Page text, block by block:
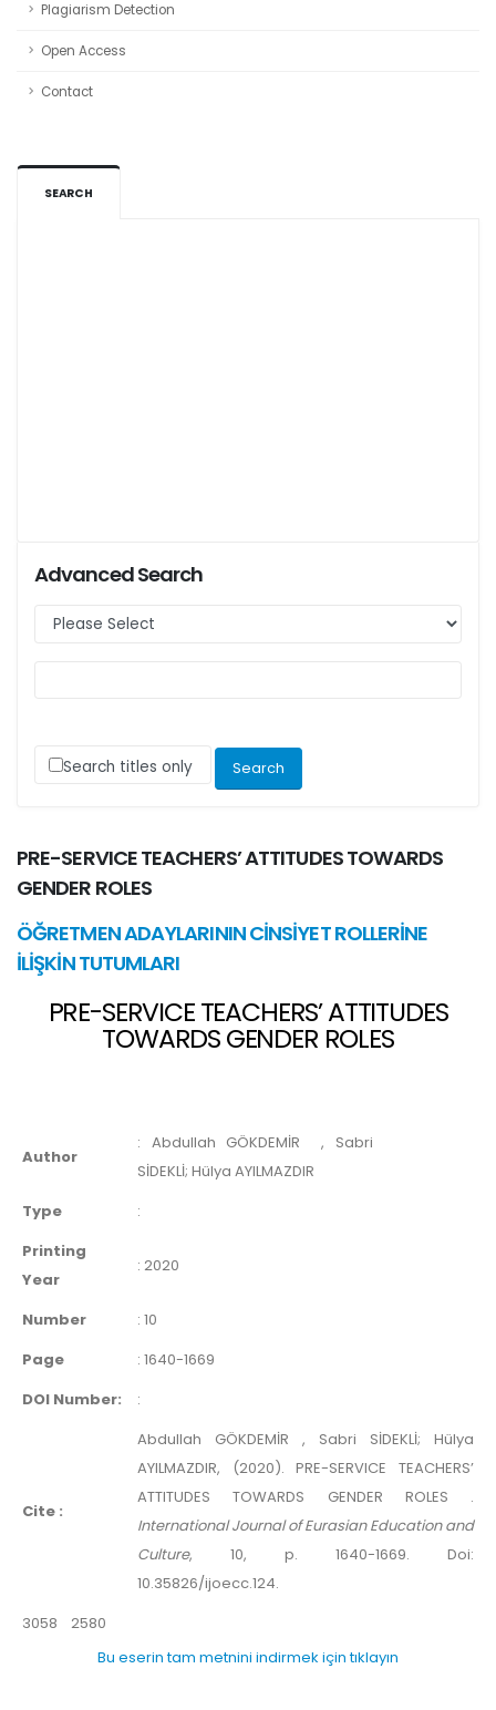
Plagiarism Detection
Open Access
Contact
SEARCH
Advanced Search
Search titles only
PRE-SERVICE TEACHERS’ ATTITUDES TOWARDS
GENDER ROLES
ÖĞRETMEN ADAYLARININ CİNSİYET ROLLERİNE
İLİŞKİN TUTUMLARI
PRE-SERVICE TEACHERS’ ATTITUDES
TOWARDS GENDER ROLES
Author
: Abdullah GÖKDEMİR
, Sabri
SİDEKLİ; Hülya AYILMAZDIR
Type
:
Printing
Year
: 2020
Number : 10
Page
: 1640-1669
DOI Number:
:
Cite :
Abdullah GÖKDEMİR , Sabri SİDEKLİ; Hülya
AYILMAZDIR, (2020). PRE-SERVICE TEACHERS’
ATTITUDES TOWARDS GENDER ROLES .
International Journal of Eurasian Education and
Culture, 10, p. 1640-1669. Doi:
10.35826/ijoecc.124.
3058
2580
Bu eserin tam metnini indirmek için tıklayın